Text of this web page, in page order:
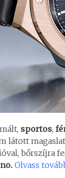
sportos,
látott
bőrszíjra
Olvass